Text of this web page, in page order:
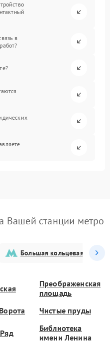
в
Вашей станции метро
Большая кольцевая
Преображенская
площадь
Чистые пруды
Библиотека
имени Ленина